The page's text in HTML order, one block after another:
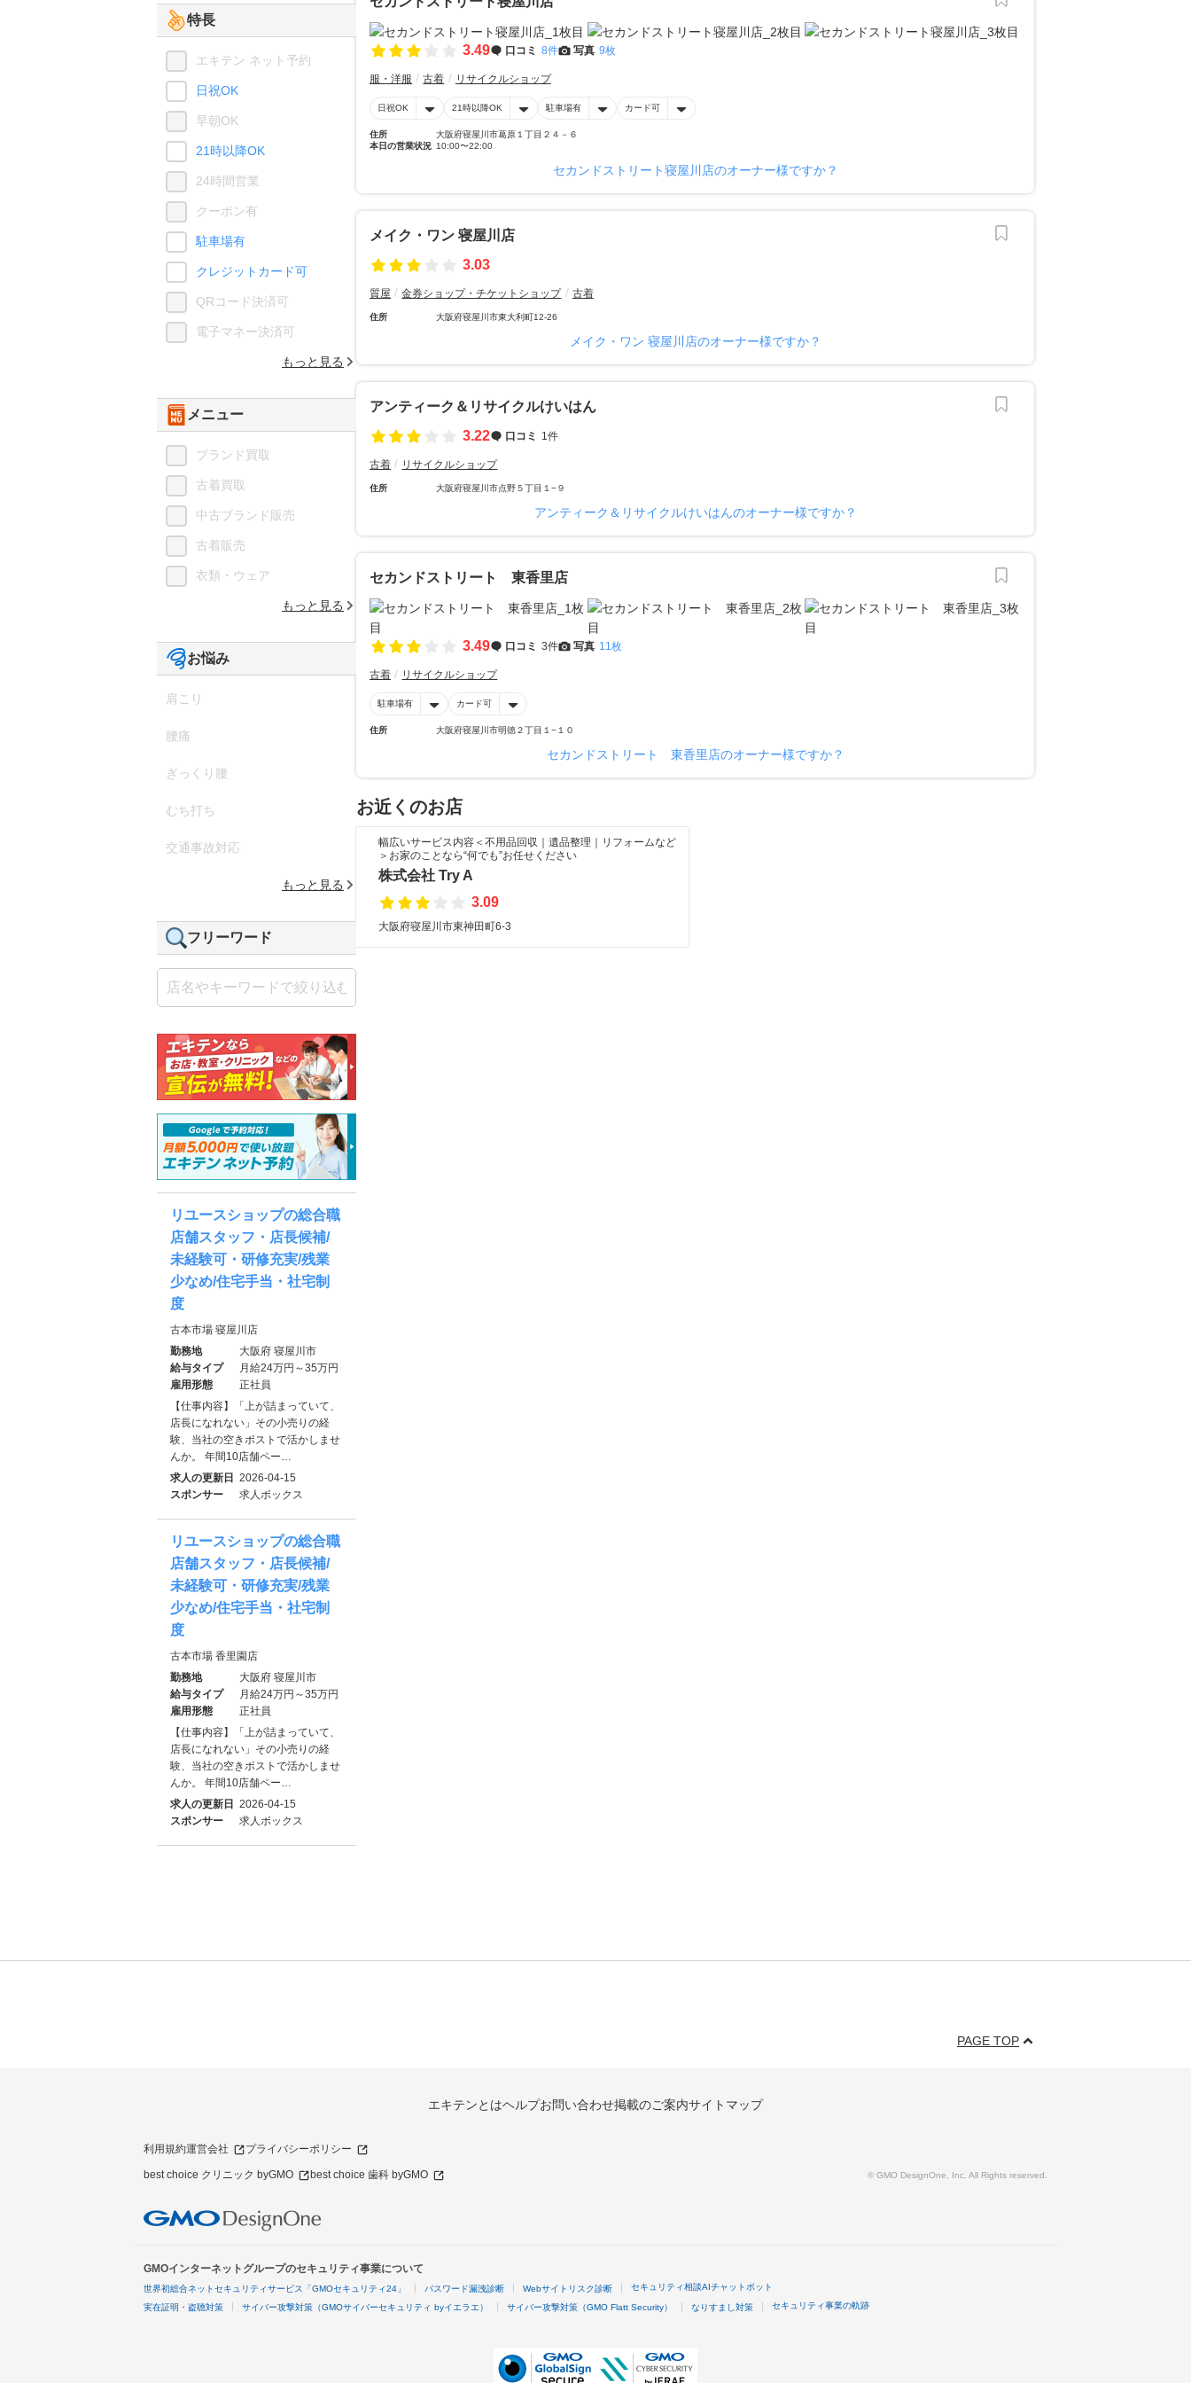
3.49 口コミ 8件 写真 9枚
服・洋服 古着 リサイクルショップ
日祝OK 21時以降OK 駐車場有 カード可
住所
大阪府寝屋川市葛原１丁目２４－６
本日の営業状況 10:00〜22:00
セカンドストリート寝屋川店のオーナー様ですか？
メイク・ワン 寝屋川店
3.03
質屋 金券ショップ・チケットショップ 古着
住所 大阪府寝屋川市東大利町12-26
メイク・ワン 寝屋川店のオーナー様ですか？
アンティーク＆リサイクルけいはん
3.22
口コミ 1件
古着 リサイクルショップ
住所 大阪府寝屋川市点野５丁目１−９
アンティーク＆リサイクルけいはんのオーナー様ですか？
セカンドストリート 東香里店
3.49 口コミ 3件 写真 11枚
古着 リサイクルショップ
駐車場有 カード可
住所 大阪府寝屋川市明徳２丁目１−１０
セカンドストリート 東香里店のオーナー様ですか？
お近くのお店
幅広いサービス内容＜不用品回収｜遺品整理｜リフォームなど
＞お家のことなら“何でも”お任せください
株式会社 Try A
3.09
大阪府寝屋川市東神田町6-3
特長
エキテン ネット予約
日祝OK
早朝OK
21時以降OK
24時間営業
クーポン有
駐車場有
クレジットカード可
QRコード決済可
電子マネー決済可
もっと見る
メニュー
ブランド買取
古着買取
中古ブランド販売
古着販売
衣類・ウェア
もっと見る
お悩み
肩こり
腰痛
ぎっくり腰
むち打ち
交通事故対応
もっと見る
フリーワード
リユースショップの総合職
店舗スタッフ・店長候補/
未経験可・研修充実/残業
少なめ/住宅手当・社宅制
度
古本市場 寝屋川店
勤務地
大阪府 寝屋川市
給与タイプ
月給24万円～35万円
雇用形態
正社員
【仕事内容】「上が詰まっていて、
店長になれない」その小売りの経
験、当社の空きポストで活かしませ
んか。 年間10店舗ペー…
求人の更新日 2026-04-15
スポンサー
求人ボックス
リユースショップの総合職
店舗スタッフ・店長候補/
未経験可・研修充実/残業
少なめ/住宅手当・社宅制
度
古本市場 香里園店
勤務地
大阪府 寝屋川市
給与タイプ
月給24万円～35万円
雇用形態
正社員
【仕事内容】「上が詰まっていて、
店長になれない」その小売りの経
験、当社の空きポストで活かしませ
んか。 年間10店舗ペー…
求人の更新日 2026-04-15
スポンサー
求人ボックス
PAGE TOP
エキテンとはヘルプお問い合わせ掲載のご案内サイトマップ
利用規約運営会社 プライバシーポリシー
best choice クリニック byGMO best choice 歯科 byGMO © GMO DesignOne, Inc. All Rights reserved.
GMOインターネットグループのセキュリティ事業について
世界初総合ネットセキュリティサービス「GMOセキュリティ24」 パスワード漏洩診断 Webサイトリスク診断 セキュリティ相談AIチャットボット
実在証明・盗聴対策 サイバー攻撃対策（GMOサイバーセキュリティ byイエラエ） サイバー攻撃対策（GMO Flatt Security） なりすまし対策 セキュリティ事業の軌跡